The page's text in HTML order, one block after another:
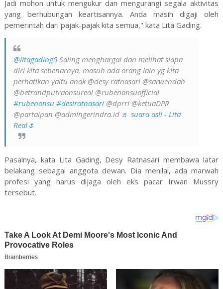
Jadi mohon untuk mengukur dan mengurangi segala aktivitas
yang berhubungan keartisannya. Anda masih digaji oleh
pemerintah dari pajak-pajak kita semua," kata Lita Gading.
@litagading5Saling menghargai dan melihat siapa
diri kita sebenarnya, masuh ada orang lain yg kita
perhatikan yaitu anak @desy ratnasari @sarwendah
@betrandputraonsureal @rubenonsuofficial
#rubenonsu #desiratnasari@dprri @ketuaDPR
@partaipan @admingerindra.id ♬ suara asli - Lita
Real🌷
Pasalnya, kata Lita Gading, Desy Ratnasari membawa latar
belakang sebagai anggota dewan. Dia menilai, ada marwah
profesi yang harus dijaga oleh eks pacar Irwan Mussry
tersebut.